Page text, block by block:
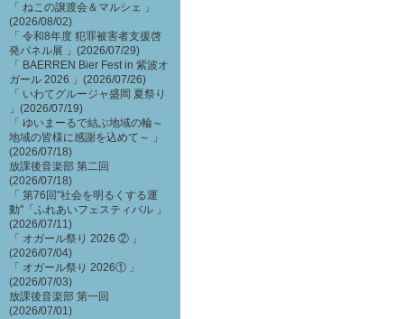
「 ねこの譲渡会＆マルシェ 」
(2026/08/02)
「 令和8年度 犯罪被害者支援啓
発パネル展 」(2026/07/29)
「 BAERREN Bier Fest in 紫波オ
ガール 2026 」(2026/07/26)
「 いわてグルージャ盛岡 夏祭り
」(2026/07/19)
「 ゆいまーるで結ぶ地域の輪～
地域の皆様に感謝を込めて～ 」
(2026/07/18)
放課後音楽部 第二回
(2026/07/18)
「 第76回"社会を明るくする運
動"「ふれあいフェスティバル 」
(2026/07/11)
「 オガール祭り 2026 ② 」
(2026/07/04)
「 オガール祭り 2026① 」
(2026/07/03)
放課後音楽部 第一回
(2026/07/01)